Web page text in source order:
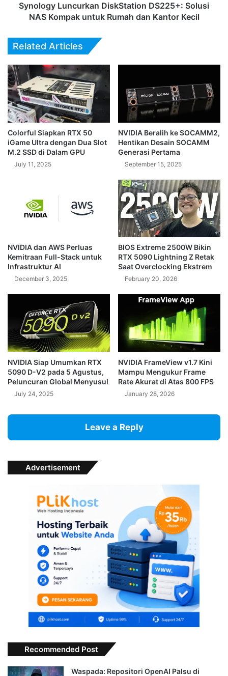
Synology Luncurkan DiskStation DS225+: Solusi
NAS Kompak untuk Rumah dan Kantor Kecil
Related Articles
Colorful Siapkan RTX 50
iGame Ultra dengan Dua Slot
M.2 SSD di Dalam GPU
July 11, 2025
NVIDIA Beralih ke SOCAMM2,
Hentikan Desain SOCAMM
Generasi Pertama
September 15, 2025
NVIDIA dan AWS Perluas
Kemitraan Full-Stack untuk
Infrastruktur AI
December 3, 2025
BIOS Extreme 2500W Bikin
RTX 5090 Lightning Z Retak
Saat Overclocking Ekstrem
February 20, 2026
NVIDIA Siap Umumkan RTX
5090 D-V2 pada 5 Agustus,
Peluncuran Global Menyusul
July 24, 2025
NVIDIA FrameView v1.7 Kini
Mampu Mengukur Frame
Rate Akurat di Atas 800 FPS
January 28, 2026
Leave a Reply
Advertisement
Recommended Post
Waspada: Repositori OpenAI Palsu di